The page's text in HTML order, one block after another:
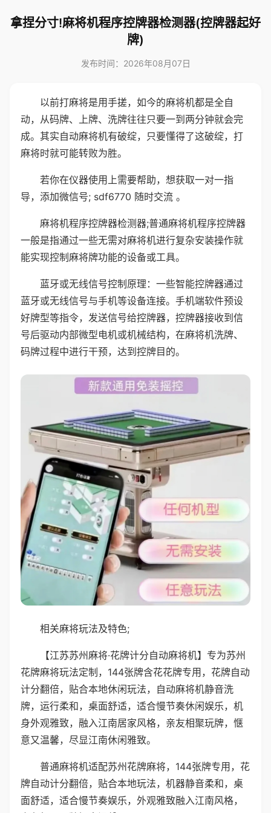
拿捏分寸!麻将机程序控牌器检测器(控牌器起好
牌)
发布时间：2026年08月07日
以前打麻将是用手搓，如今的麻将机都是全自
动，从码牌、上牌、洗牌往往只要一到两分钟就会完
成。其实自动麻将机有破绽，只要懂得了这破绽，打
麻将时就可能转败为胜。
若你在仪器使用上需要帮助，想获取一对一指
导，添加微信号; sdf6770 随时交流 。
麻将机程序控牌器检测器;普通麻将机程序控牌器
一般是指通过一些无需对麻将机进行复杂安装操作就
能实现控制麻将牌功能的设备或工具。
蓝牙或无线信号控制原理：一些智能控牌器通过
蓝牙或无线信号与手机等设备连接。手机端软件预设
好牌型等指令，发送信号给控牌器，控牌器接收到信
号后驱动内部微型电机或机械结构，在麻将机洗牌、
码牌过程中进行干预，达到控牌目的。
相关麻将玩法及特色;
【江苏苏州麻将·花牌计分自动麻将机】专为苏州
花牌麻将玩法定制，144张牌含花花牌专用，花牌自动
计分翻倍，贴合本地休闲玩法，自动麻将机静音洗
牌，运行柔和，桌面舒适，适合慢节奏休闲娱乐，机
身外观雅致，融入江南居家风格，亲友相聚玩牌，惬
意又温馨，尽显江南休闲雅致。
普通麻将机适配苏州花牌麻将，144张牌专用，花
牌自动计分翻倍，贴合本地玩法，机器静音柔和，桌
面舒适，适合慢节奏娱乐，外观雅致融入江南风格，